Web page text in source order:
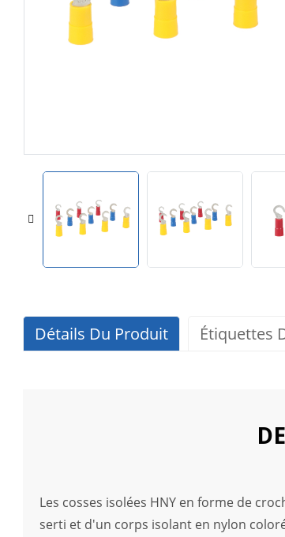
Détails Du Produit Étiquettes
Les cosses isolées HNY en forme de
serti et d'un corps isolant en nylon